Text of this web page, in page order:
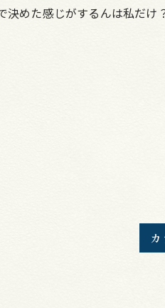
めた感じがするんは私だけ